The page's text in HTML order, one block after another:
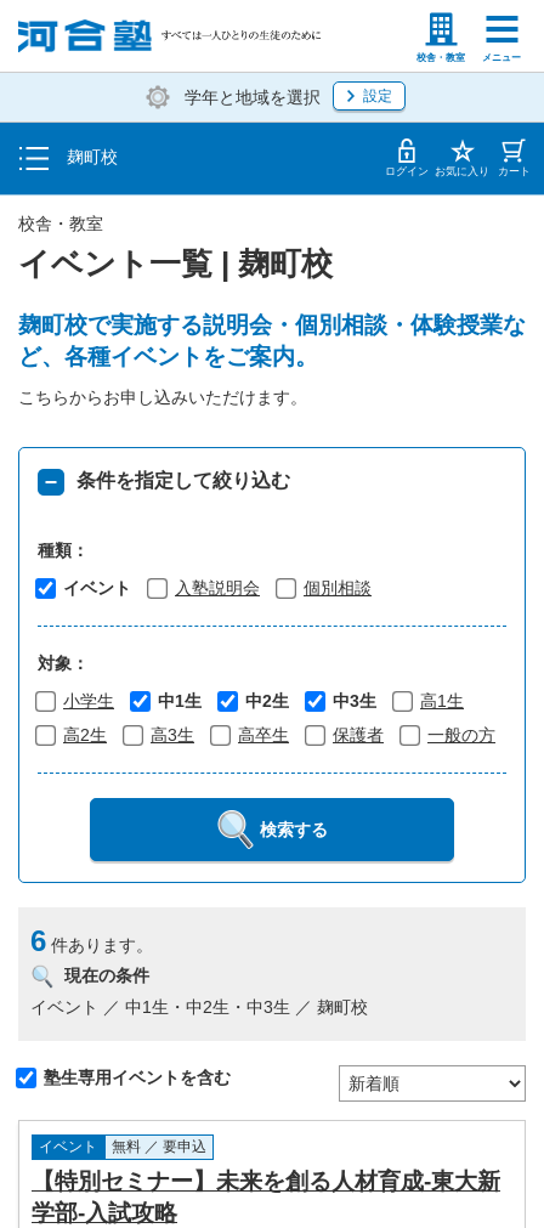
校舎・教室 メニュー
塾生の方 高等学校の先生
学年と地域を選択 設定
麹町校
トップ
地図・アクセス ログイン お気に入り カート
イベント一覧 | 麹町校
校舎・教室
麹町校で実施する説明会・個別相談・体験授業な
ど、各種イベントをご案内。
こちらからお申し込みいただけます。
条件を指定して絞り込む
種類：
イベント
入塾説明会 個別相談
対象：
小学生
中1生 中2生 中3生
高1生
高2生
高3生 高卒生 保護者 一般の方
検索する
6 件あります。
現在の条件
イベント ／ 中1生・中2生・中3生 ／ 麹町校
塾生専用イベントを含む
イベント 無料 ／ 要申込
【特別セミナー】未来を創る人材育成-東大新
学部-入試攻略